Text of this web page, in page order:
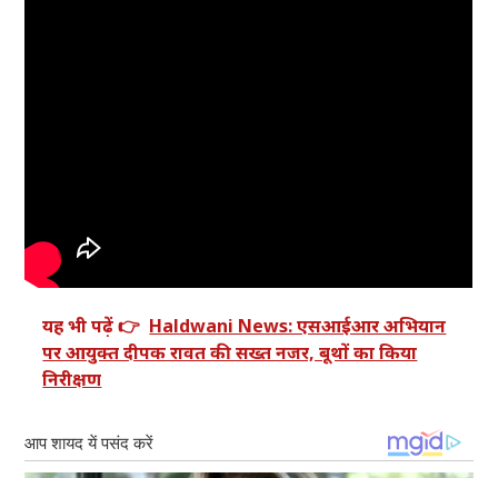
यह भी पढ़ें 👉 Haldwani News: एसआईआर अभियान
पर आयुक्त दीपक रावत की सख्त नजर, बूथों का किया
निरीक्षण